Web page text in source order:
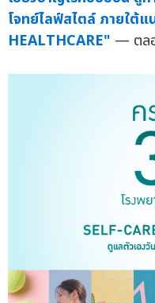
โจทย์ไลฟ์สไตล์ ภายใต้
HEALTHCARE" — ตลอ